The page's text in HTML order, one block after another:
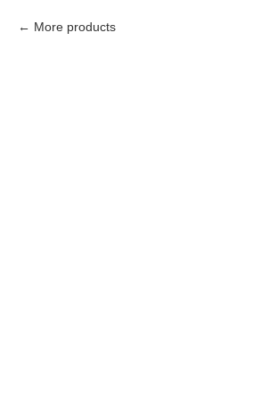
More products